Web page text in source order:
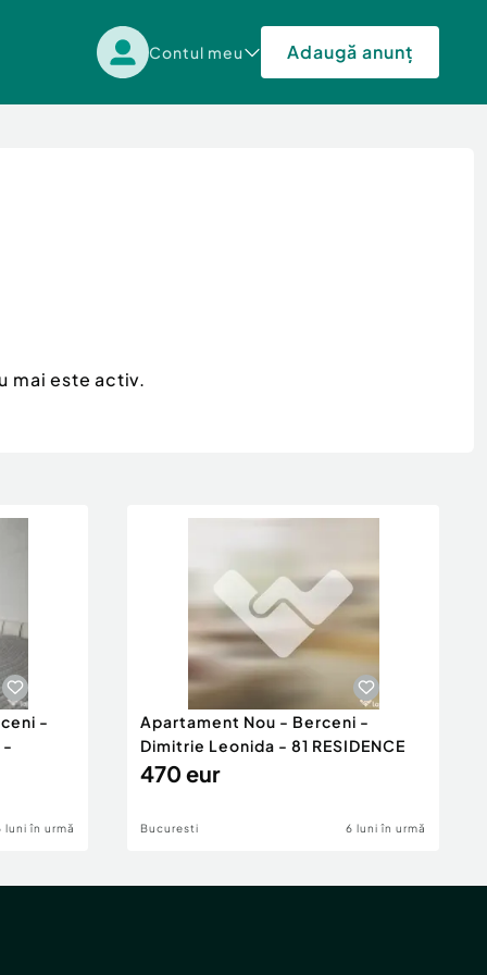
Contul meu Adaugă anunț
mai este activ.
-
-
luni în urmă
Apartament Nou - Berceni -
Dimitrie Leonida - 81 RESIDENCE
470 eur
Bucuresti 6 luni în urmă